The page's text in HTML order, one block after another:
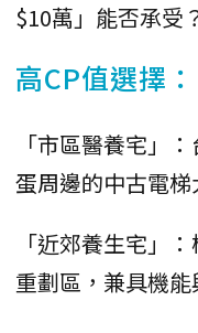
$10萬」能否承受
高CP值選擇：
「市區醫養宅」
蛋周邊的中古電梯
「近郊養生宅」
重劃區，兼具機能